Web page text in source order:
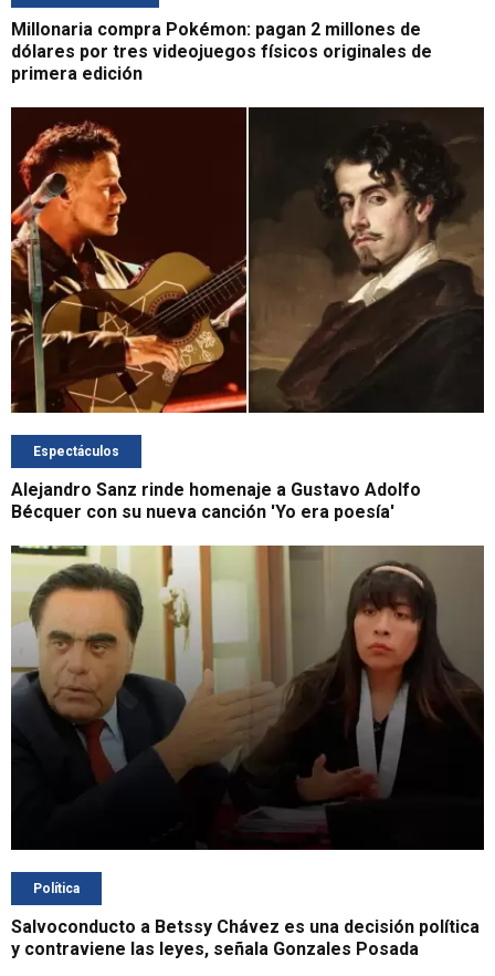
Millonaria compra Pokémon: pagan 2 millones de
dólares por tres videojuegos físicos originales de
primera edición
Espectáculos
Alejandro Sanz rinde homenaje a Gustavo Adolfo
Bécquer con su nueva canción 'Yo era poesía'
Política
Salvoconducto a Betssy Chávez es una decisión política
y contraviene las leyes, señala Gonzales Posada